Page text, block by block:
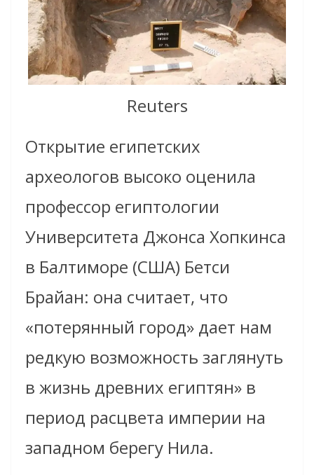
Reuters
Открытие египетских
археологов высоко оценила
профессор египтологии
Университета Джонса Хопкинса
в Балтиморе (США) Бетси
Брайан: она считает, что
«потерянный город» дает нам
редкую возможность заглянуть
в жизнь древних египтян» в
период расцвета империи на
западном берегу Нила.